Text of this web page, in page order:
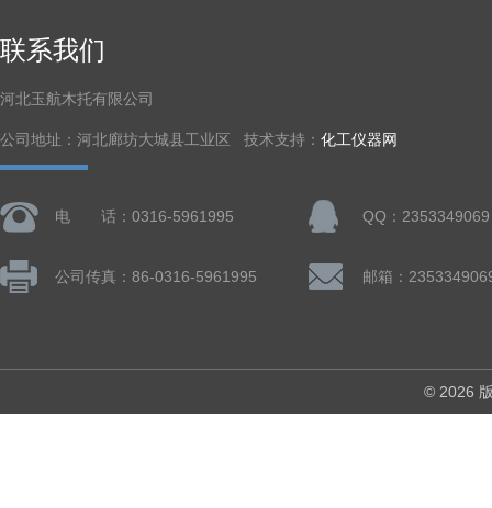
联系我们
河北玉航木托有限公司
公司地址：河北廊坊大城县工业区 技术支持： 化工仪器网
电 话：0316-5961995 QQ：2353349069
公司传真：86-0316-5961995 邮箱：
© 2026